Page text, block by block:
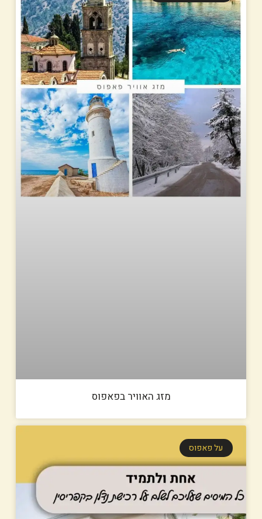
מזג האוויר בפאפוס
על פאפוס